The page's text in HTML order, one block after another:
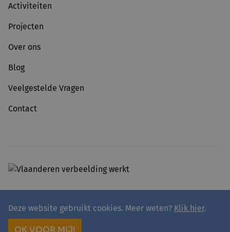
Activiteiten
Projecten
Over ons
Blog
Veelgestelde Vragen
Contact
© 2026 - avansa
Privacy
Avansa rivierenland vzw
Deze website gebruikt cookies. Meer weten? Klik hier.
OK VOOR MIJ!